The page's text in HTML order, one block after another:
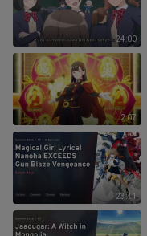
24:00
2:07
23:41